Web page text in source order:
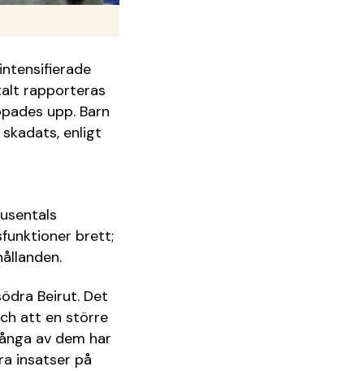
rapporteras
upp. Barn
enligt
brett;
Beirut. Det
att en större
av dem har
insatser på